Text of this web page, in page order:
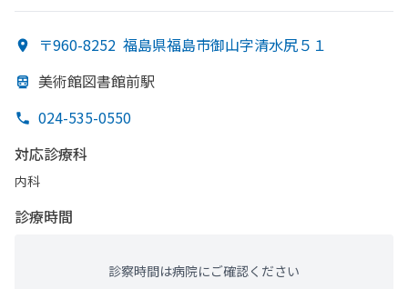
〒960-8252 福島県福島市御山字清水尻５１
美術館図書館前駅
024-535-0550
対応診療科
内科
診療時間
診察時間は病院にご確認ください